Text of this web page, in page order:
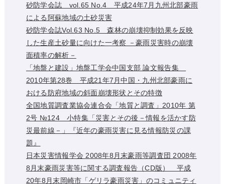
砂防学会誌 vol.65 No.4 平成24年7月九州北部豪雨
による阿蘇地域の土砂災害
砂防学会誌Vol.63 No.5 森林の崩壊抑制効果を反映
した生産土砂量に向けた一考察 －豪雨災害時の崩壊
面積率の解析－
「地盤と建設」地盤工学会中国支部 論文報告集
2010年第28巻 平成21年7月中国・九州北部豪雨に
おける防府地域の斜面崩壊形状とその特徴
全国地質調査業協会連合会「地質と調査」2010年 第
2号 №124 小特集「災害とその後－情報を活かす防
災最前線－」『近年の豪雨災害に見る情報防災の課
題』
日本災害情報学会 2008年8月末豪雨等調査団 2008年
8月末豪雨災害等に関する調査報告（CD版） 平成
20年8月末岡崎市「ゲリラ豪雨災害」のコミュニティ